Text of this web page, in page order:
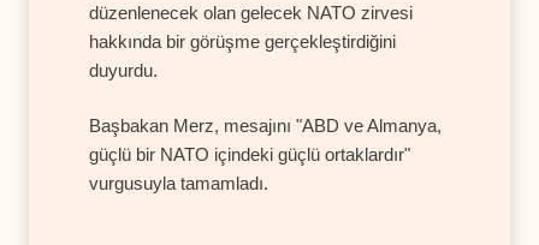
düzenlenecek olan gelecek NATO zirvesi
hakkında bir görüşme gerçekleştirdiğini
duyurdu.
Başbakan Merz, mesajını "ABD ve Almanya,
güçlü bir NATO içindeki güçlü ortaklardır"
vurgusuyla tamamladı.